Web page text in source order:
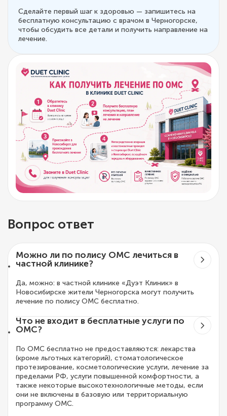
Сделайте первый шаг к здоровью — запишитесь на
бесплатную консультацию с врачом в Черногорске,
чтобы обсудить все детали и получить направление на
лечение.
Вопрос ответ
Можно ли по полису ОМС лечиться в
частной клинике?
Да, можно: в частной клинике «Дуэт Клиник» в
Новосибирске жители Черногорска могут получить
лечение по полису ОМС бесплатно.
Что не входит в бесплатные услуги по
ОМС?
По ОМС бесплатно не предоставляются: лекарства
(кроме льготных категорий), стоматологическое
протезирование, косметологические услуги, лечение за
пределами РФ, услуги повышенной комфортности, а
также некоторые высокотехнологичные методы, если
они не включены в базовую или территориальную
программу ОМС.